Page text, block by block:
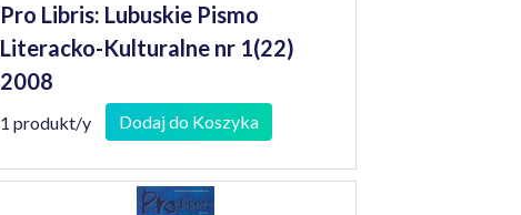
Pro Libris: Lubuskie Pismo
Literacko-Kulturalne nr 1(22)
2008
1 produkt/y Dodaj do Koszyka